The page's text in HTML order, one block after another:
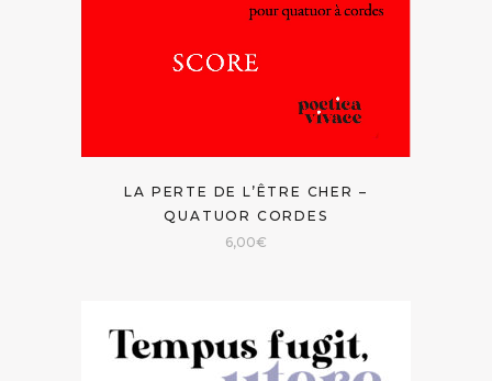
LA PERTE DE L’ÊTRE CHER –
QUATUOR CORDES
6,00€